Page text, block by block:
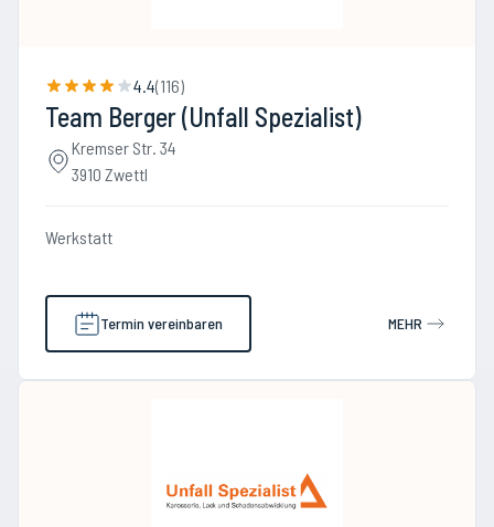
4.4(116)
Team Berger (Unfall Spezialist)
Kremser Str. 34
3910 Zwettl
Werkstatt
Termin vereinbaren MEHR